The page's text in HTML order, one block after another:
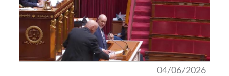
04/06/2026